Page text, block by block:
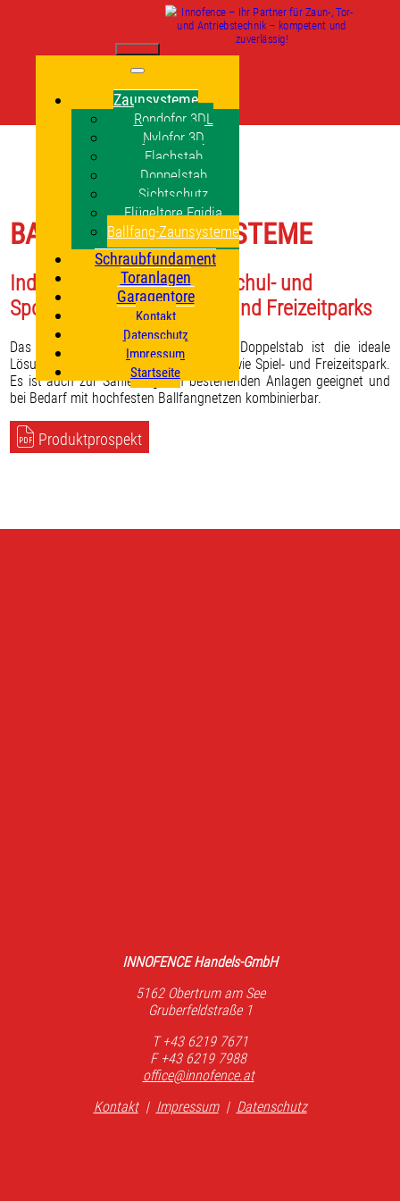
Zaunsysteme
Rondofor 3DL
Nylofor 3D
Flachstab
Doppelstab
Sichtschutz
Flügeltore Egidia
Ballfang-Zaunsysteme
Schraubfundament
Toranlagen
Garagentore
Kontakt
Datenschutz
Impressum
Startseite
BALLFANG-ZAUNSYSTEME
Individuelle Lösungen für Schul- und
Sportanlagen sowie Spiel- und Freizeitparks
Das Ballfangsystem mit Gittermatten Doppelstab ist die ideale
Lösung für Schul- und Sportanlagen sowie Spiel- und Freizeitspark.
Es ist auch zur Sanierung von bestehenden Anlagen geeignet und
bei Bedarf mit hochfesten Ballfangnetzen kombinierbar.
Produktprospekt
INNOFENCE Handels-GmbH
5162 Obertrum am See
Gruberfeldstraße 1
T +43 6219 7671
F +43 6219 7988
office@innofence.at
Kontakt | Impressum | Datenschutz